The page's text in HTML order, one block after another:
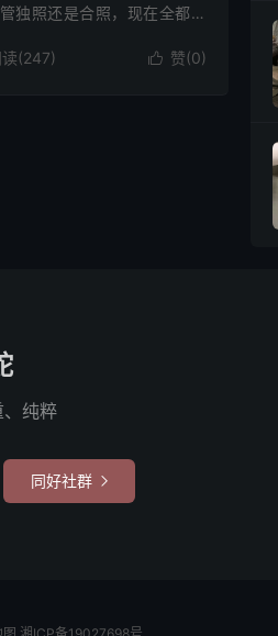
独照还是合照，现在全都没
 赞(0)
读(247)
、纯粹
同好社群 